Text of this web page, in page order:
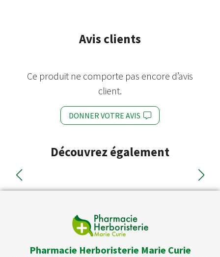
Avis clients
Ce produit ne comporte pas encore d’avis
client.
DONNER VOTRE AVIS
Découvrez également
Pharmacie Herboristerie Marie Curie